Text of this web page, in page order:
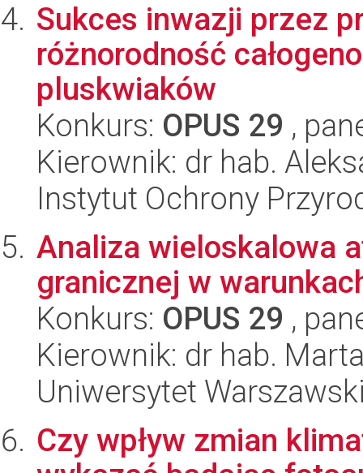
Sukces inwazji przez
różnorodność
pluskwiaków
Konkurs: OPUS 29 ,
Kierownik: dr hab.
Instytut Ochrony
Analiza wieloskalowa
granicznej w
Konkurs: OPUS 29 ,
Kierownik: dr hab.
Uniwersytet
Czy wpływ zmian